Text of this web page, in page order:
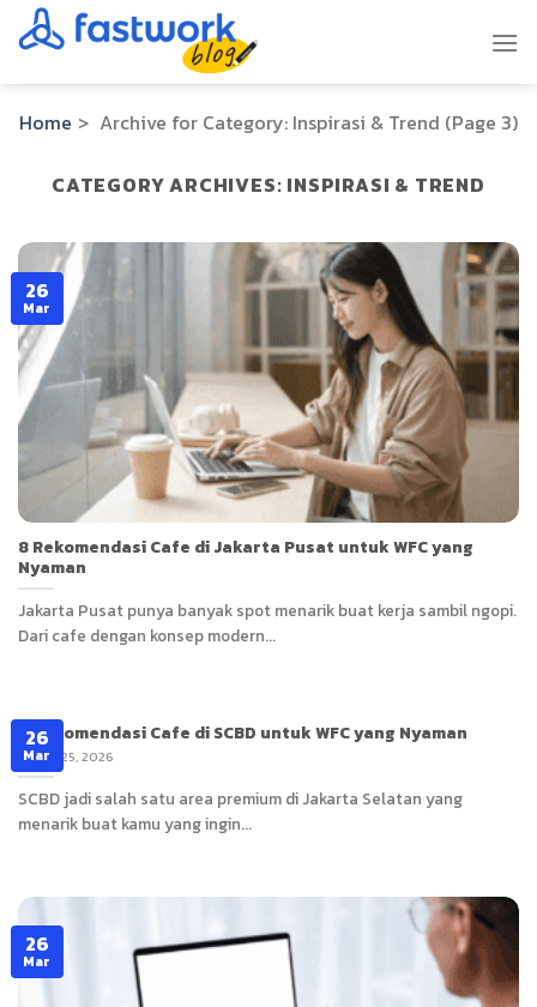
Skip
to
Home > Archive for Category: Inspirasi & Trend (Page 3)
CATEGORY ARCHIVES: INSPIRASI & TREND
8 Rekomendasi Cafe di Jakarta Pusat untuk WFC yang
Nyaman
Jakarta Pusat punya banyak spot menarik buat kerja sambil ngopi.
Dari cafe dengan konsep modern...
26
Mar
8 Rekomendasi Cafe di SCBD untuk WFC yang Nyaman
March 25, 2026
SCBD jadi salah satu area premium di Jakarta Selatan yang
menarik buat kamu yang ingin...
26
Mar
26
Mar